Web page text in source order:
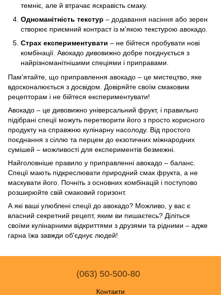
темніє, але й втрачає яскравість смаку.
Одноманітність текстур – додавання насіння або зерен
створює приємний контраст із м'якою текстурою авокадо.
Страх експериментувати – не бійтеся пробувати нові
комбінації. Авокадо дивовижно добре поєднується з
найрізноманітнішими спеціями і приправами.
Пам'ятайте, що приправлення авокадо – це мистецтво, яке
вдосконалюється з досвідом. Довіряйте своїм смаковим
рецепторам і не бійтеся експериментувати!
Авокадо – це дивовижно універсальний фрукт, і правильно
підібрані спеції можуть перетворити його з просто корисного
продукту на справжню кулінарну насолоду. Від простого
поєднання з сіллю та перцем до екзотичних міжнародних
сумішей – можливості для експериментів безмежні.
Найголовніше правило у приправленні авокадо – баланс.
Спеції мають підкреслювати природний смак фрукта, а не
маскувати його. Почніть з основних комбінацій і поступово
розширюйте свій смаковий горизонт.
А які ваші улюблені спеції до авокадо? Можливо, у вас є
власний секретний рецепт, яким ви пишаєтесь? Діліться
своїми кулінарними відкриттями з друзями та рідними – адже
гарна їжа завжди об'єднує людей!
(063) 50-500-80
Контакти